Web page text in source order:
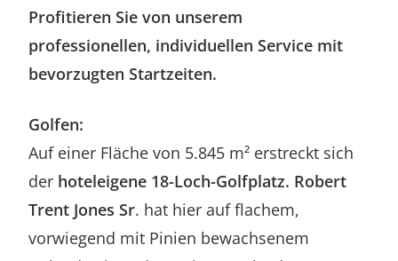
Profitieren Sie von unserem
professionellen, individuellen Service mit
bevorzugten Startzeiten.
Golfen:
Auf einer Fläche von 5.845 m² erstreckt sich
der hoteleigene 18-Loch-Golfplatz. Robert
Trent Jones Sr. hat hier auf flachem,
vorwiegend mit Pinien bewachsenem